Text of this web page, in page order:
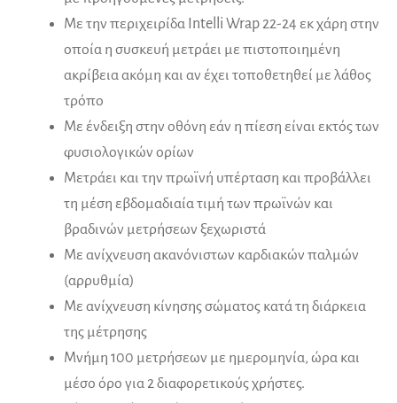
Με την περιχειρίδα Ιntelli Wrap 22-24 εκ χάρη στην
οποία η συσκευή μετράει με πιστοποιημένη
ακρίβεια ακόμη και αν έχει τοποθετηθεί με λάθος
τρόπο
Με ένδειξη στην οθόνη εάν η πίεση είναι εκτός των
φυσιολογικών ορίων
Μετράει και την πρωϊνή υπέρταση και προβάλλει
τη μέση εβδομαδιαία τιμή των πρωϊνών και
βραδινών μετρήσεων ξεχωριστά
Με ανίχνευση ακανόνιστων καρδιακών παλμών
(αρρυθμία)
Με ανίχνευση κίνησης σώματος κατά τη διάρκεια
της μέτρησης
Μνήμη 100 μετρήσεων με ημερομηνία, ώρα και
μέσο όρο για 2 διαφορετικούς χρήστες.